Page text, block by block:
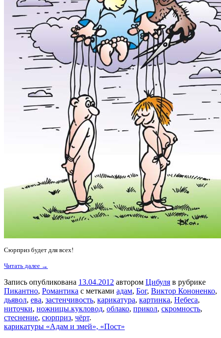
Сюрприз будет для всех!
Читать далее →
Запись опубликована 13.04.2012 автором Цибуля в рубрике
Пикантно, Романтика с метками адам, Бог, Виктор Кононенко,
дьявол, ева, застенчивость, карикатура, картинка, Небеса,
ниточки, ножницы.кукловод, облако, прикол, скромность,
стеснение, сюрприз, чёрт.
карикатуры «Адам и змей», «Пост»